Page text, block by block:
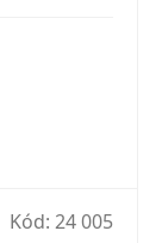
Kód: 24 005